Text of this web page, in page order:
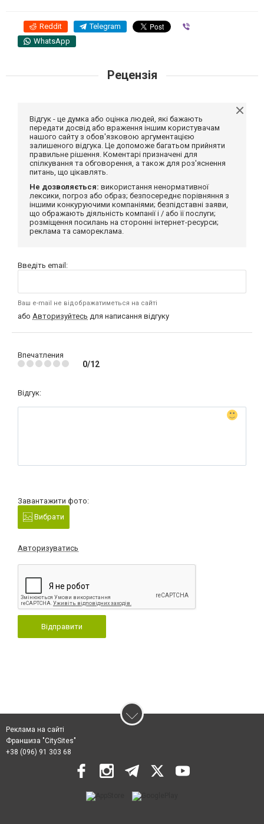
Reddit Telegram
WhatsApp
Рецензія
Відгук - це думка або оцінка людей, які бажають
передати досвід або враження іншим користувачам
нашого сайту з обов'язковою аргументацією
залишеного відгука. Це допоможе багатьом прийняти
правильне рішення. Коментарі призначені для
спілкування та обговорення, а також для роз'яснення
питань, що цікавлять.
Не дозволяється: використання ненормативної
лексики, погроз або образ; безпосереднє порівняння з
іншими конкуруючими компаніями; безпідставні заяви,
що ображають діяльність компанії і / або її послуги;
розміщення посилань на сторонні інтернет-ресурси;
реклама та самореклама.
Введіть email:
Ваш e-mail не відображатиметься на сайті
або Авторизуйтесь для написання відгуку
Впечатления
0/12
Відгук:
Завантажити фото:
Вибрати
Авторизуватись
Відправити
Реклама на сайті
Франшиза "CitySites"
+38 (096) 91 303 68